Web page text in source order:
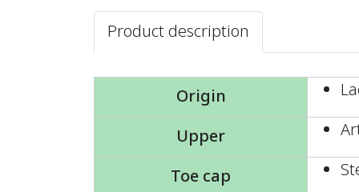
Product description
Origin
Upper
Toe cap